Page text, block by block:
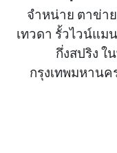
จำหน่าย ตาข่า
เทวดา รั้วไวน์แม
กึ่งสปริง ใ
กรุงเทพมหาน